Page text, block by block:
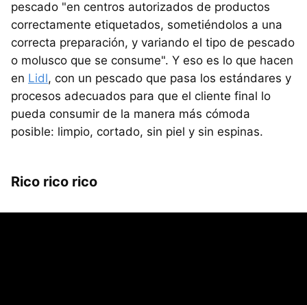
pescado "en centros autorizados de productos
correctamente etiquetados, sometiéndolos a una
correcta preparación, y variando el tipo de pescado
o molusco que se consume". Y eso es lo que hacen
en Lidl, con un pescado que pasa los estándares y
procesos adecuados para que el cliente final lo
pueda consumir de la manera más cómoda
posible: limpio, cortado, sin piel y sin espinas.
Rico rico rico